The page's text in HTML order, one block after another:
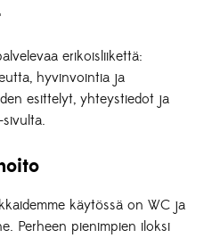
erikoisliikettä:
hyvinvointia ja
esittelyt, yhteystiedot ja
käytössä on WC ja
Perheen pienimpien iloksi